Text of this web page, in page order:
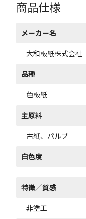
商品仕様
メーカー名
大和板紙株式会社
品種
色板紙
主原料
古紙、パルプ
白色度
特徴／質感
非塗工